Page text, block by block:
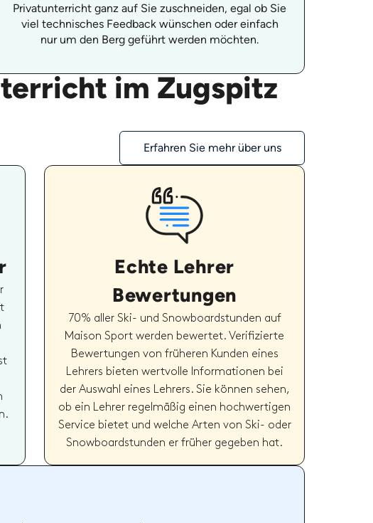
Privatunterricht ganz auf Sie zuschneiden, egal ob Sie
viel technisches Feedback wünschen oder einfach
nur um den Berg geführt werden möchten.
im Zugspitz
Erfahren Sie mehr über uns
Echte Lehrer
Bewertungen
70% aller Ski- und Snowboardstunden auf
Maison Sport werden bewertet. Verifizierte
Bewertungen von früheren Kunden eines
Lehrers bieten wertvolle Informationen bei
der Auswahl eines Lehrers. Sie können sehen,
ob ein Lehrer regelmäßig einen hochwertigen
Service bietet und welche Arten von Ski- oder
Snowboardstunden er früher gegeben hat.